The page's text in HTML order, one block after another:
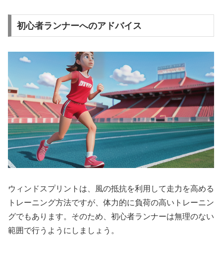
初心者ランナーへのアドバイス
ウィンドスプリントは、風の抵抗を利用して走力を高める
トレーニング方法ですが、 体力的に負荷の高いトレーニン
グでもあります。そのため、初心者ランナーは無理のない
範囲 で行うようにしましょう。